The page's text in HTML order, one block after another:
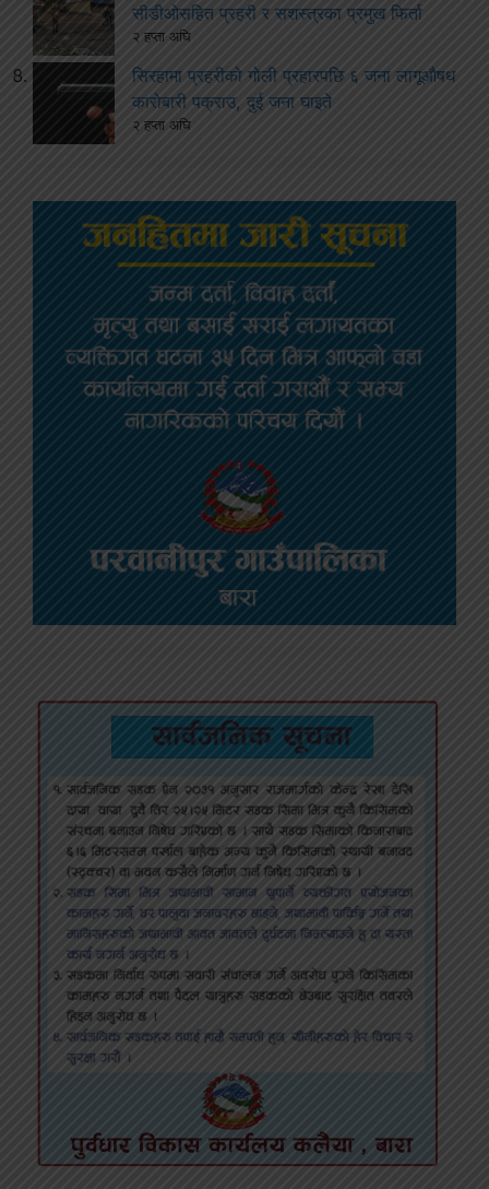
सीडीओसहित प्रहरी र सशस्त्रका प्रमुख फिर्ता
२ हप्ता अघि
सिरहामा प्रहरीको गोली प्रहारपछि ६ जना लागूऔषध
कारोबारी पक्राउ, दुई जना घाइते
२ हप्ता अघि